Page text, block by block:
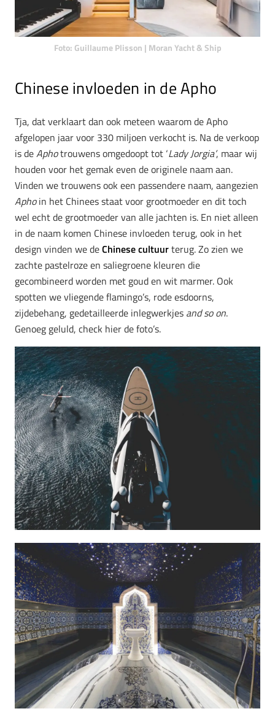
Foto: Guillaume Plisson | Moran Yacht & Ship
Chinese invloeden in de Apho
Tja, dat verklaart dan ook meteen waarom de Apho
afgelopen jaar voor 330 miljoen verkocht is. Na de verkoop
is deAphotrouwens omgedoopt tot ‘Lady Jorgia’, maar wij
houden voor het gemak even de originele naam aan.
Vinden we trouwens ook een passendere naam, aangezien
Aphoin het Chinees staat voor grootmoeder en dit toch
wel echt de grootmoeder van alle jachten is. En niet alleen
in de naam komen Chinese invloeden terug, ook in het
design vinden we deChinese cultuurterug. Zo zien we
zachte pastelroze en saliegroene kleuren die
gecombineerd worden met goud en wit marmer. Ook
spotten we vliegende flamingo’s, rode esdoorns,
zijdebehang, gedetailleerde inlegwerkjes and so on.
Genoeg geluld, check hier de foto’s.